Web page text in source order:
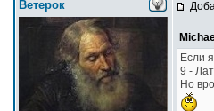
Ветерок
Если
9 -
Но